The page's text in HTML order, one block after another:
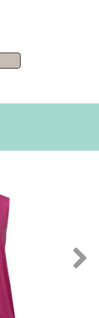
خروج از حساب کاربری